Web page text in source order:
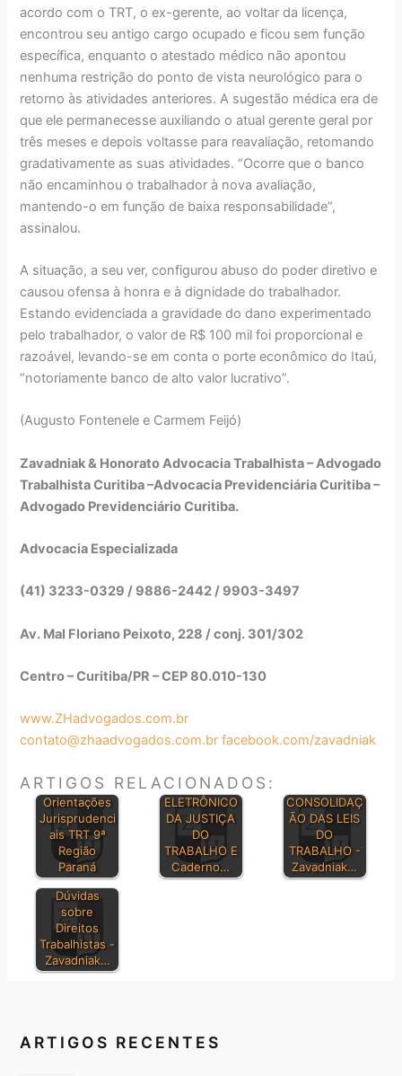
acordo com o TRT, o ex-gerente, ao voltar da licença,
encontrou seu antigo cargo ocupado e ficou sem função
específica, enquanto o atestado médico não apontou
nenhuma restrição do ponto de vista neurológico para o
retorno às atividades anteriores. A sugestão médica era de
que ele permanecesse auxiliando o atual gerente geral por
três meses e depois voltasse para reavaliação, retomando
gradativamente as suas atividades. “Ocorre que o banco
não encaminhou o trabalhador à nova avaliação,
mantendo-o em função de baixa responsabilidade”,
assinalou.
A situação, a seu ver, configurou abuso do poder diretivo e
causou ofensa à honra e à dignidade do trabalhador.
Estando evidenciada a gravidade do dano experimentado
pelo trabalhador, o valor de R$ 100 mil foi proporcional e
razoável, levando-se em conta o porte econômico do Itaú,
“notoriamente banco de alto valor lucrativo”.
(Augusto Fontenele e Carmem Feijó)
Zavadniak & Honorato Advocacia Trabalhista – Advogado
Trabalhista Curitiba –Advocacia Previdenciária Curitiba –
Advogado Previdenciário Curitiba.
Advocacia Especializada
(41) 3233-0329 / 9886-2442 / 9903-3497
Av. Mal Floriano Peixoto, 228 / conj. 301/302
Centro – Curitiba/PR – CEP 80.010-130
www.ZHadvogados.com.br
contato@zhaadvogados.com.br facebook.com/zavadniak
ARTIGOS RELACIONADOS:
Orientações
Jurisprudenci
ais TRT 9ª
Região
Paraná
DIÁRIO
ELETRÔNICO
DA JUSTIÇA
DO
TRABALHO E
Caderno…
CONSOLIDAÇ
ÃO DAS LEIS
DO
TRABALHO -
Zavadniak…
Dúvidas
sobre
Direitos
Trabalhistas -
Zavadniak…
ARTIGOS RECENTES